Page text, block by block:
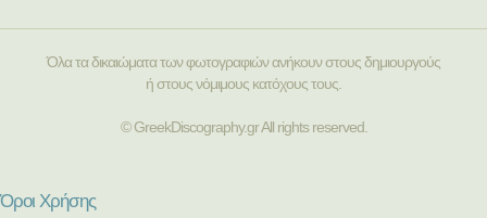
Όλα τα δικαιώματα των φωτογραφιών ανήκουν στους δημιουργούς
ή στους νόμιμους κατόχους τους.
© GreekDiscography.gr All rights reserved.
Όροι Χρήσης